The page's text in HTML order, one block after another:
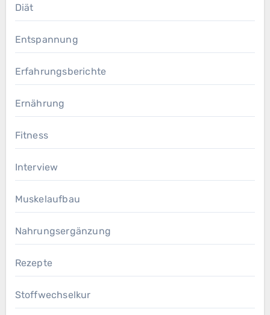
Diät
Entspannung
Erfahrungsberichte
Ernährung
Fitness
Interview
Muskelaufbau
Nahrungsergänzung
Rezepte
Stoffwechselkur